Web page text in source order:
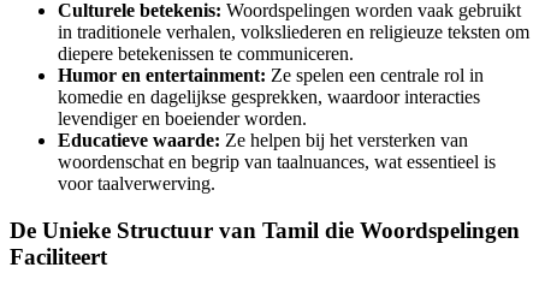
Culturele betekenis: Woordspelingen worden vaak gebruikt
in traditionele verhalen, volksliederen en religieuze teksten om
diepere betekenissen te communiceren.
Humor en entertainment: Ze spelen een centrale rol in
komedie en dagelijkse gesprekken, waardoor interacties
levendiger en boeiender worden.
Educatieve waarde: Ze helpen bij het versterken van
woordenschat en begrip van taalnuances, wat essentieel is
voor taalverwerving.
De Unieke Structuur van Tamil die Woordspelingen
Faciliteert